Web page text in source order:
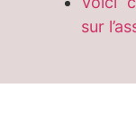
sur